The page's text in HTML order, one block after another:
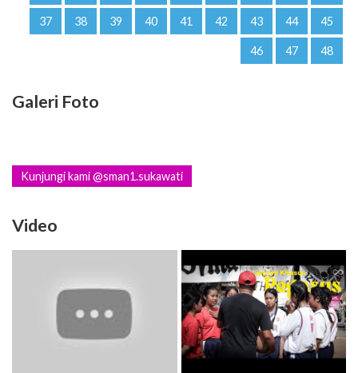
37 38 39 40 41 42 43 44 45
46 47 48
Galeri Foto
Kunjungi kami @sman1.sukawati
Video